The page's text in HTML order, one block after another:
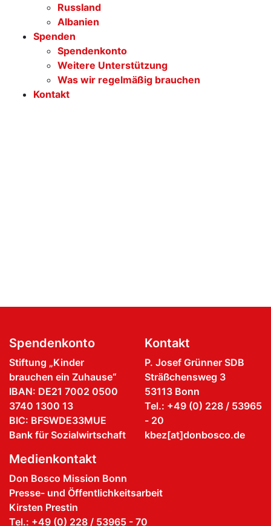
Russland
Albanien
Spenden
Spendenkonto
Weitere Unterstützung
Was wir regelmäßig brauchen
Kontakt
Spendenkonto
Stiftung „Kinder
brauchen ein Zuhause“
IBAN: DE21 7002 0500
3740 1300 13
BIC: BFSWDE33MUE
Bank für Sozialwirtschaft
Kontakt
P. Josef Grünner SDB
Sträßchensweg 3
53113 Bonn
Tel.: +49 (0) 228 / 53965
- 20
kbez[at]donbosco.de
Medienkontakt
Don Bosco Mission Bonn
Presse- und Öffentlichkeitsarbeit
Kirsten Prestin
Tel.: +49 (0) 228 / 53965 - 70